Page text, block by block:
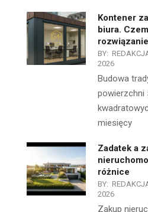
Kontener
biura.
BY:
2026
Budowa
powierzchni
miesięcy
Zadatek a
różnice
BY:
2026
Zakup